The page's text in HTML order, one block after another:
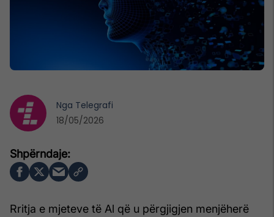
Rritja e mjeteve të Al që u përgjigjen menjëherë
Nga Telegrafi
18/05/2026